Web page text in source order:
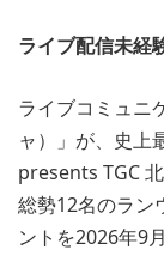
ライブ配信未経
ライブコミュニ
ャ）」が、史上
presents TGC
総勢12名のラン
ントを2026年9